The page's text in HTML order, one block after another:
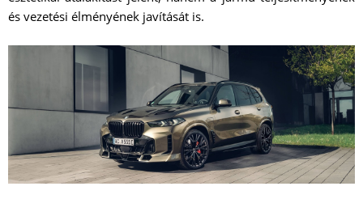
és vezetési élményének javítását is.